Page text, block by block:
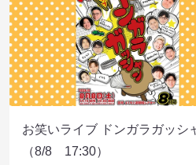
お笑いライブ ドンガラガッシ
（8/8 17:30）